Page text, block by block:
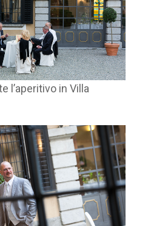
l’aperitivo in Villa